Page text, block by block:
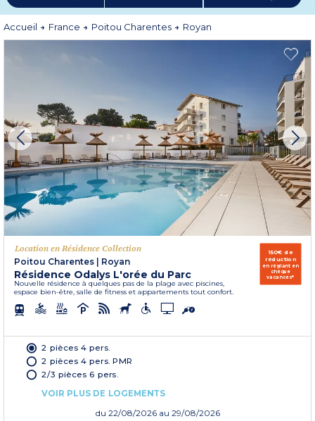
mer attablé à la terrasse ensoleillée d’un restaurant. Face au phare de
Cordouan, Royan est une ville dynamique et élégante grâce à ses demeures
ambiance Belle Epoque et son architecture typique des années 50.
N’attendez plus : partez en vacances et découvrez Royan !
Plus d'informations
Accueil France Poitou Charentes Royan
Location en Résidence Collection
Poitou Charentes
Royan
Résidence Odalys L'orée du Parc
Nouvelle résidence à quelques pas de la plage avec piscines,
espace bien-être, salle de fitness et appartements tout confort.
150€ de
réduction
en réglant en
chèque
vacances*
2 pièces 4 pers.
2 pièces 4 pers. PMR
2/3 pièces 6 pers.
VOIR PLUS DE LOGEMENTS
du 22/08/2026 au 29/08/2026